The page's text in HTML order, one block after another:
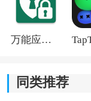
万能应用隐藏
同类推荐